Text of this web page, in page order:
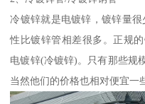
冷镀锌就是电镀锌，镀锌量很
性比镀锌管相差很多。正规
电镀锌(冷镀锌)。只有那些规
当然他们的价格也相对便宜一